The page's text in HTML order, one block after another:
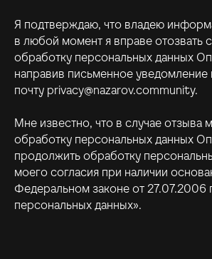
Я подтверждаю, что владею
в любой момент я вправе отозвать
обработку персональных данных
направив письменное уведомление
почту privacy@nazarov.community.
Мне известно, что в случае отзыва
обработку персональных данных
продолжить обработку
моего согласия при наличии
Федеральном законе от
персональных данных».